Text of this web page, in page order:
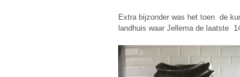
Extra bijzonder was het toen de
landhuis waar Jellema de laatste